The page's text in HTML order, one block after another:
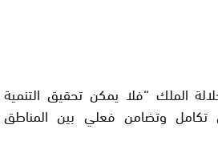
الملك “فلا يمكن تحقيق التنمية
تكامل وتضامن فعلي بين المناطق